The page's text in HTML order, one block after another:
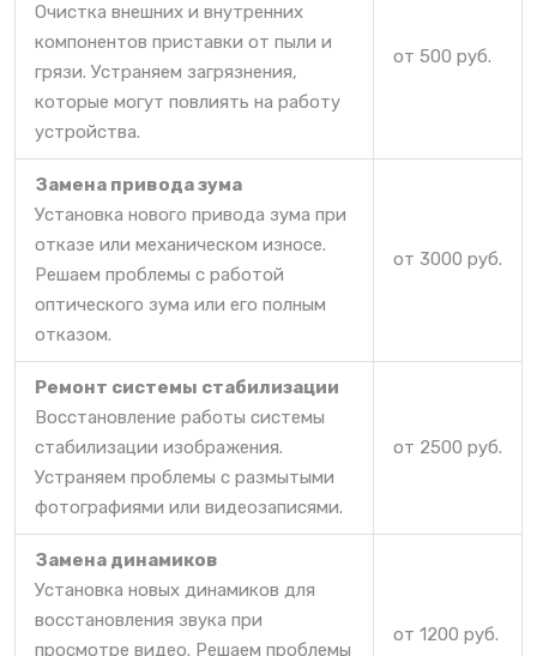
Очистка внешних и внутренних
компонентов приставки от пыли и
грязи. Устраняем загрязнения,
которые могут повлиять на работу
устройства.
от 500 руб.
Замена привода зума
Установка нового привода зума при
отказе или механическом износе.
Решаем проблемы с работой
оптического зума или его полным
отказом.
от 3000 руб.
Ремонт системы стабилизации
Восстановление работы системы
стабилизации изображения.
Устраняем проблемы с размытыми
фотографиями или видеозаписями.
от 2500 руб.
Замена динамиков
Установка новых динамиков для
восстановления звука при
просмотре видео. Решаем проблемы
от 1200 руб.